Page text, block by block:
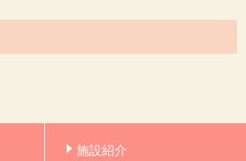
施設紹介